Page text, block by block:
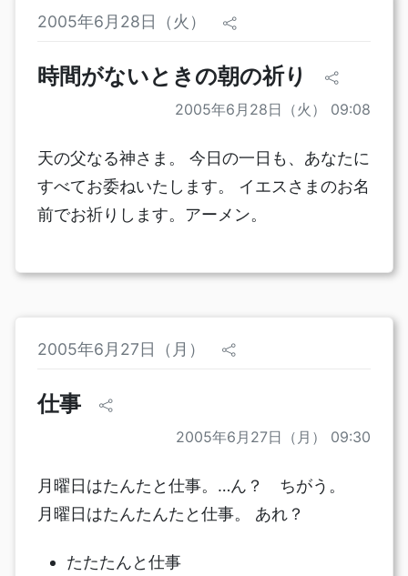
2005年6月28日（火）
時間がないときの朝の祈り
2005年6月28日（火） 09:08
天の父なる神さま。 今日の一日も、あなたに
すべてお委ねいたします。 イエスさまのお名
前でお祈りします。アーメン。
2005年6月27日（月）
仕事
2005年6月27日（月） 09:30
月曜日はたんたと仕事。…ん？ ちがう。
月曜日はたんたんたと仕事。 あれ？
たたたんと仕事